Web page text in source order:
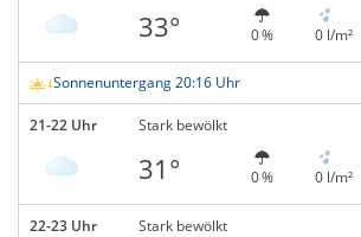
33° 0 % 0 l/m²
Sonnenuntergang 20:16 Uhr
21-22 Uhr Stark bewölkt
31° 0 % 0 l/m²
22-23 Uhr Stark bewölkt